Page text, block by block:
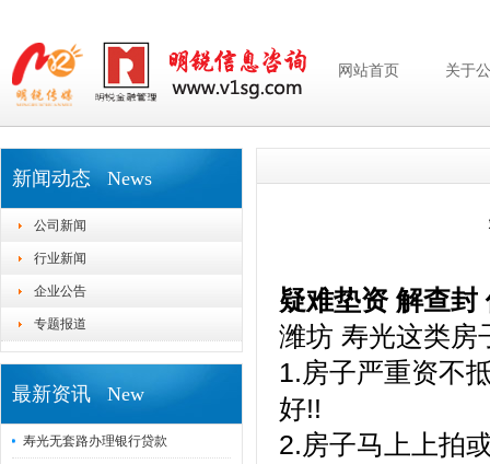
网站首页 关于
新闻动态 News
公司新闻
行业新闻
企业公告
专题报道
最新资讯 New
寿光无套路办理银行贷款
疑难垫资 解查封
潍坊 寿光这类房
1.房子严重资不
好!!
2.房子马上上拍